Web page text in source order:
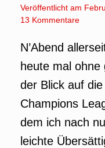
Veröffentlicht am
13 Kommentare
N’Abend
heute mal
der Blick auf
Champions
dem ich nach
leichte